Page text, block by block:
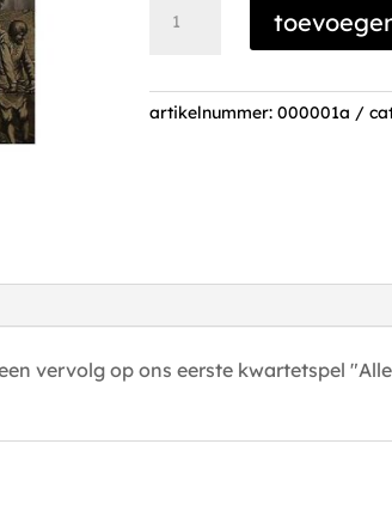
Allemaal
Haarlemmers
aantal
artikelnummer: 000001a
vervolg op ons eerste kwartetspel